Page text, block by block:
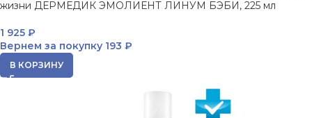
жизни ДЕРМЕДИК ЭМОЛИЕНТ ЛИНУМ БЭБИ, 225 мл
1 925 ₽
Вернем за покупку 193 ₽
В КОРЗИНУ